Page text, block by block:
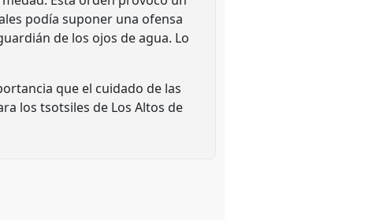
podía suponer una ofensa
de los ojos de agua. Lo
que el cuidado de las
los tsotsiles de Los Altos de